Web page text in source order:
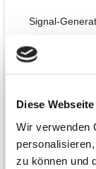
Diese
Wir verwenden
zu können und
Signal-
Labornetzteile,
Thermografie,